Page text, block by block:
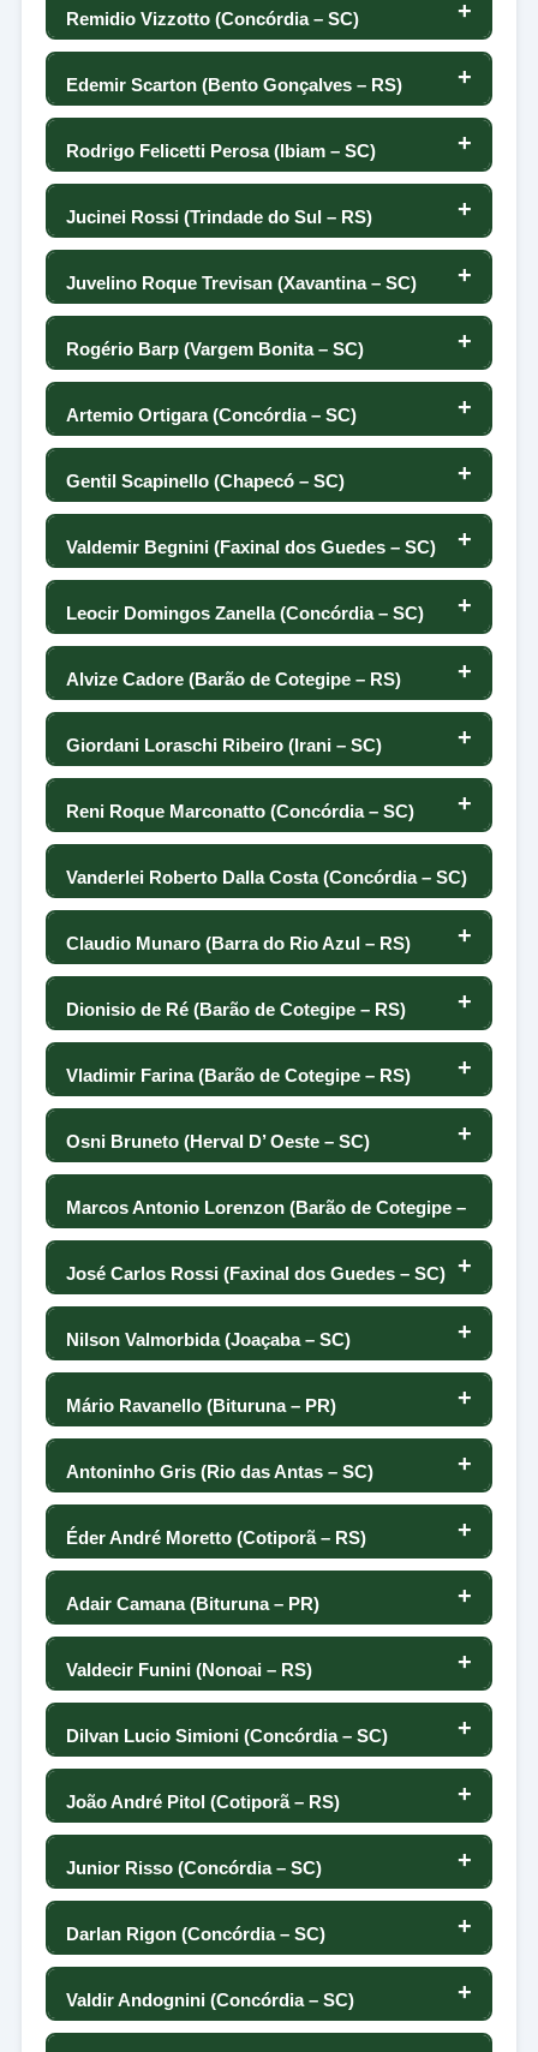
173
30
203
2
172
25
197
3
171
20
191
112
4
170
17
187
70
35
5
169
14
183
50
145
75
6
168
179
Remidio Vizzotto (Concórdia – SC)
67
-11
44
7
167
8
175
Edemir Scarton (Bento Gonçalves – RS)
130
116
-1
8
166
6
172
Rodrigo Felicetti Perosa (Ibiam – SC)
-30
120
25
9
165
4
169
Jucinei Rossi (Trindade do Sul – RS)
36
182
-76
10
164
2
166
Juvelino Roque Trevisan (Xavantina – SC)
27
89
34
11
163
0
163
Rogério Barp (Vargem Bonita – SC)
127
43
38
12
162
0
162
Artemio Ortigara (Concórdia – SC)
7
-25
169
13
161
161
Gentil Scapinello (Chapecó – SC)
73
38
3
14
160
0
160
Valdemir Begnini (Faxinal dos Guedes – SC)
54
86
-25
15
159
0
159
Leocir Domingos Zanella (Concórdia – SC)
41
-75
98
189
16
158
0
158
Alvize Cadore (Barão de Cotegipe – RS)
57
128
72
17
157
0
157
Giordani Loraschi Ribeiro (Irani – SC)
-40
80
32
18
156
156
Reni Roque Marconatto (Concórdia – SC)
84
93
17
19
155
0
155
Vanderlei Roberto Dalla Costa (Concórdia – SC)
-5
-41
112
171
20
154
0
Claudio Munaro (Barra do Rio Azul – RS)
23
-48
89
21
153
0
153
Dionisio de Ré (Barão de Cotegipe – RS)
122
115
-71
22
152
0
152
Vladimir Farina (Barão de Cotegipe – RS)
65
33
44
23
151
0
151
Osni Bruneto (Herval D’ Oeste – SC)
55
92
24
150
0
150
Marcos Antonio Lorenzon (Barão de Cotegipe –
RS)
41
106
-20
25
149
149
José Carlos Rossi (Faxinal dos Guedes – SC)
-45
-46
114
25
148
0
148
Nilson Valmorbida (Joaçaba – SC)
50
-97
145
27
147
0
147
Mário Ravanello (Bituruna – PR)
78
30
53
28
146
0
146
Antoninho Gris (Rio das Antas – SC)
150
-28
-28
29
145
0
145
Éder André Moretto (Cotiporã – RS)
87
71
8
30
144
0
144
Adair Camana (Bituruna – PR)
156
-20
-51
31
143
Valdecir Funini (Nonoai – RS)
-42
88
102
32
Dilvan Lucio Simioni (Concórdia – SC)
53
-140
149
João André Pitol (Cotiporã – RS)
-50
-12
189
Junior Risso (Concórdia – SC)
1
-17
Darlan Rigon (Concórdia – SC)
15
Valdir Andognini (Concórdia – SC)